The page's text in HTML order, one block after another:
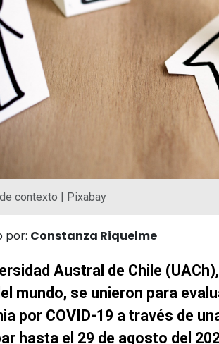
contexto | Pixabay
por: Constanza Riquelme
Austral de Chile
mundo, se unieron para
por COVID-19 a través de
hasta el 29 de agosto del